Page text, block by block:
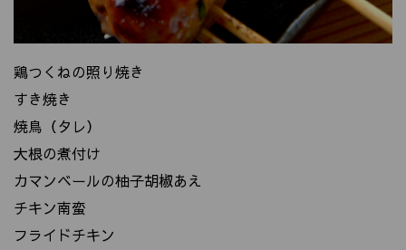
鶏つくねの照り焼き
すき焼き
焼鳥（タレ）
大根の煮付け
カマンベールの柚子胡椒あえ
チキン南蛮
フライドチキン